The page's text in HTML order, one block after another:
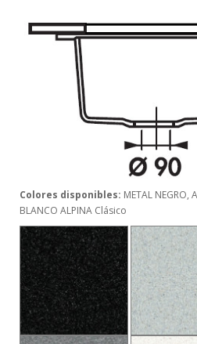
Colores disponibles: METAL NEGRO,
BLANCO ALPINA Clásico